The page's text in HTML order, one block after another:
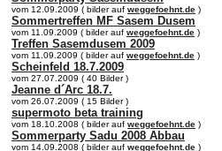
vom 12.09.2009 ( bilder auf weggefoehnt.de )
Sommertreffen MF Sasem Dusem
vom 11.09.2009 ( bilder auf weggefoehnt.de )
Treffen Sasemdusem 2009
vom 11.09.2009 ( bilder auf weggefoehnt.de )
Scheinfeld 18.7.2009
vom 27.07.2009 ( 40 Bilder )
Jeanne d´Arc 18.7.
vom 26.07.2009 ( 15 Bilder )
supermoto beta training
vom 18.10.2008 ( bilder auf weggefoehnt.de )
Sommerparty Sadu 2008 Abbau
vom 14.09.2008 ( bilder auf weggefoehnt.de )